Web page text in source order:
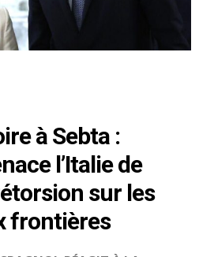
en Iran
19 March 2026
In "Moyen-Orient"